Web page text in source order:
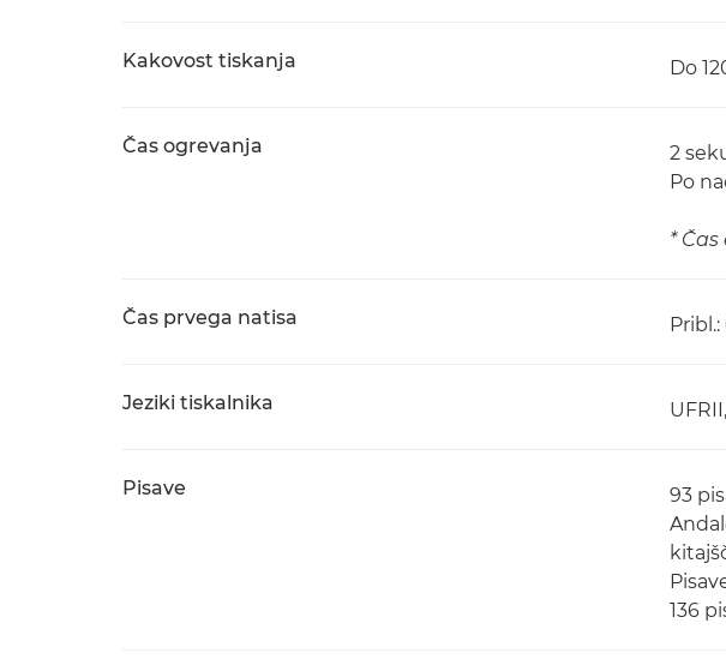
Kakovost tiskanja Do
Čas ogrevanja
2
Po
*
Čas prvega natisa
Jeziki tiskalnika
Pisave
93
136